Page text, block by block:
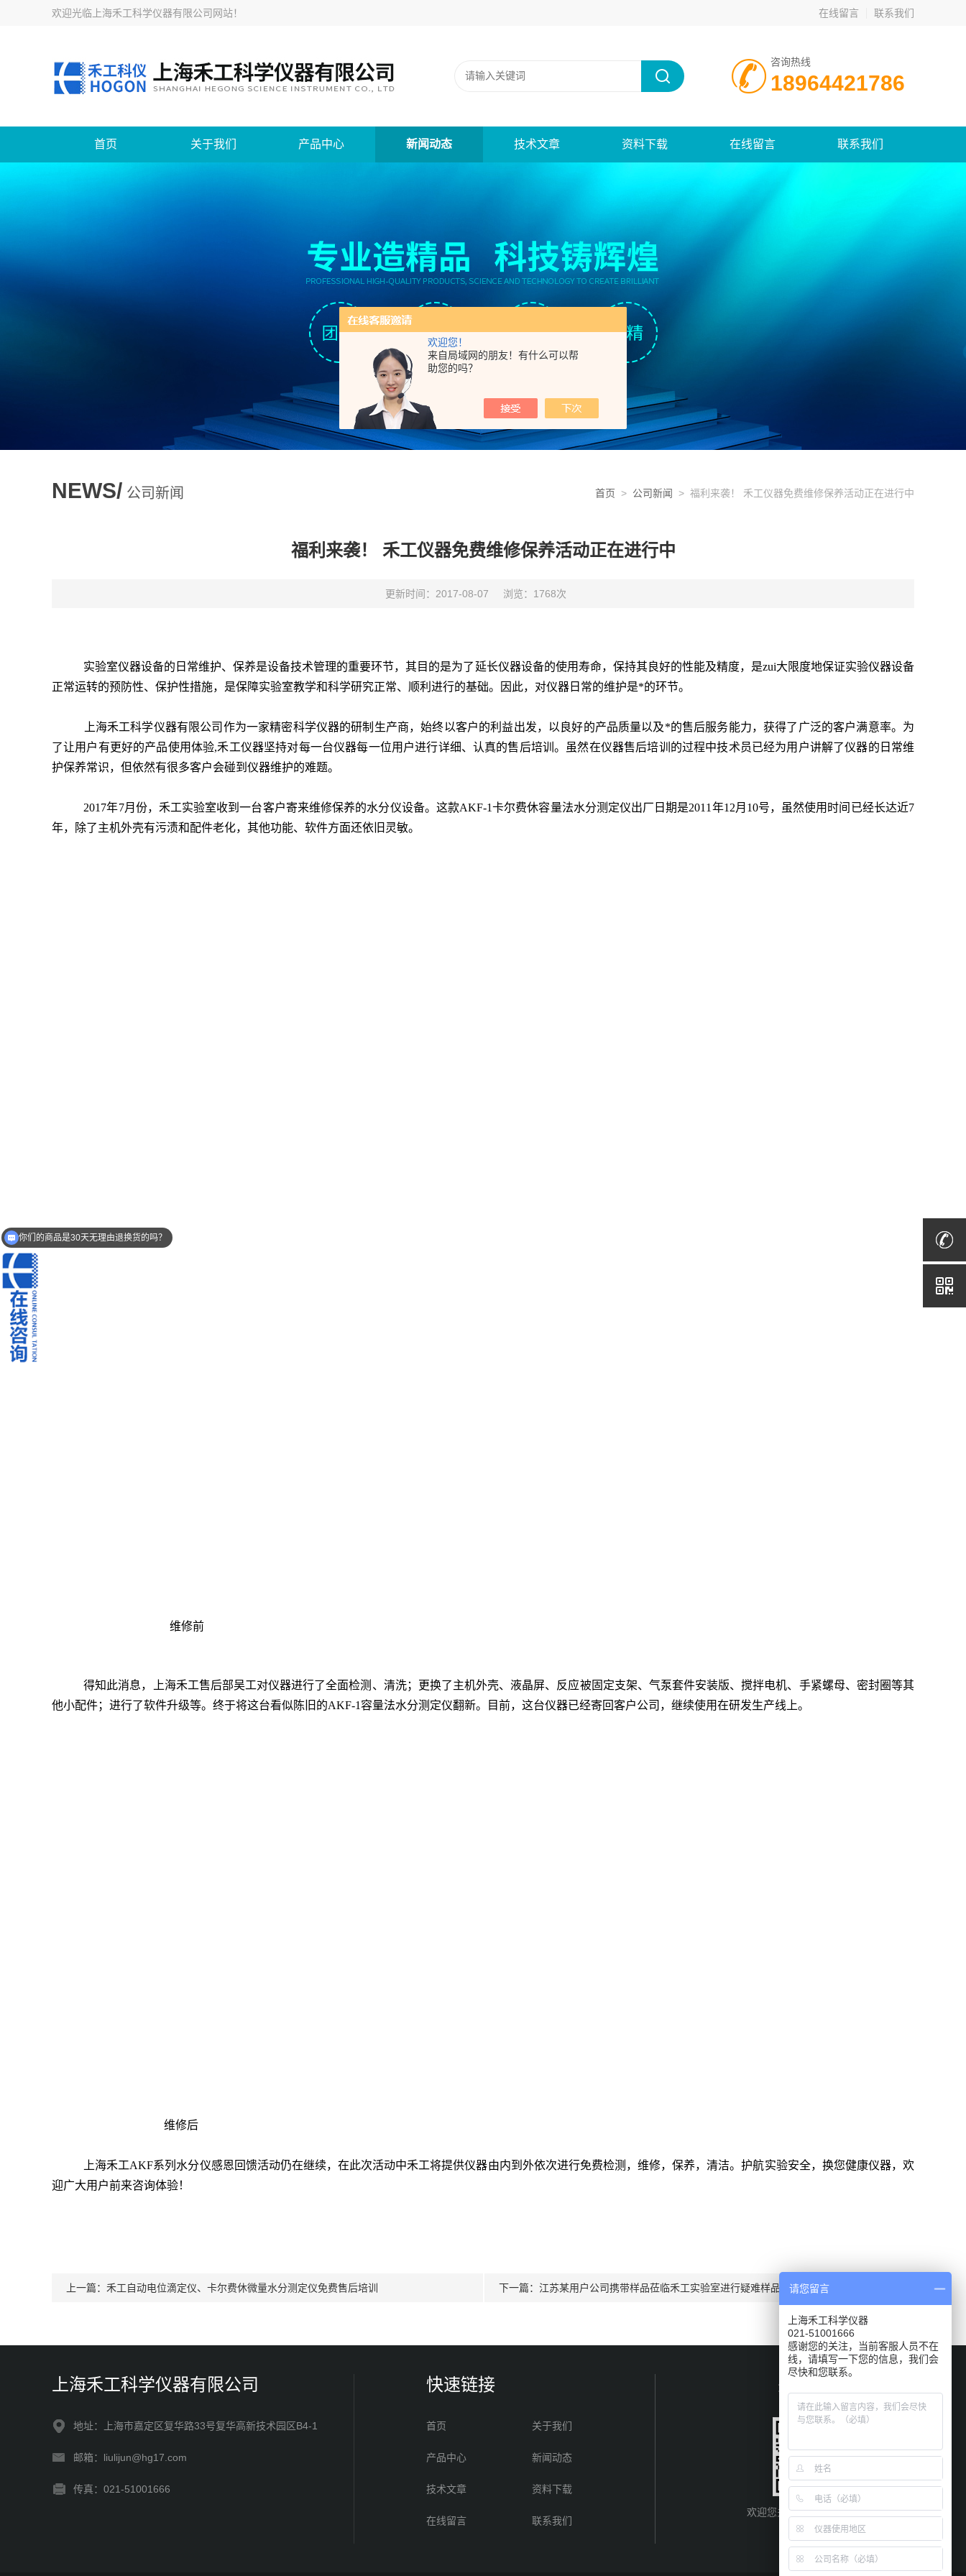
欢迎您！
来自局域网的朋友！有什么可以帮
助您的吗？
欢迎光临 上海禾工科学仪器有限公司网站！ 在线留言 联系我们
咨询热线
18964421786
首页 关于我们 产品中心 新闻动态 技术文章 资料下载 在线留言 联系我们
NEWS/ 公司新闻 首页 > 公司新闻 > 福利来袭！ 禾工仪器免费维修保养活动正在进行中
福利来袭！ 禾工仪器免费维修保养活动正在进行中
更新时间：2017-08-07 浏览：1768次
实验室仪器设备的日常维护、保养是设备技术管理的重要环节，其目的是为了延长仪器设备的使用寿命，保持其良好的性能及精度，是zui大限度地保证实验仪器设备
正常运转的预防性、保护性措施，是保障实验室教学和科学研究正常、顺利进行的基础。因此，对仪器日常的维护是*的环节。
上海禾工科学仪器有限公司作为一家精密科学仪器的研制生产商，始终以客户的利益出发，以良好的产品质量以及*的售后服务能力，获得了广泛的客户满意率。为
了让用户有更好的产品使用体验,禾工仪器坚持对每一台仪器每一位用户进行详细、认真的售后培训。虽然在仪器售后培训的过程中技术员已经为用户讲解了仪器的日常维
护保养常识，但依然有很多客户会碰到仪器维护的难题。
2017年7月份，禾工实验室收到一台客户寄来维修保养的水分仪设备。这款AKF-1卡尔费休容量法水分测定仪出厂日期是2011年12月10号，虽然使用时间已经长达近7
年，除了主机外壳有污渍和配件老化，其他功能、软件方面还依旧灵敏。
维修前
得知此消息，上海禾工售后部吴工对仪器进行了全面检测、清洗；更换了主机外壳、液晶屏、反应被固定支架、气泵套件安装版、搅拌电机、手紧螺母、密封圈等其
他小配件；进行了软件升级等。终于将这台看似陈旧的AKF-1容量法水分测定仪翻新。目前，这台仪器已经寄回客户公司，继续使用在研发生产线上。
维修后
上海禾工AKF系列水分仪感恩回馈活动仍在继续，在此次活动中禾工将提供仪器由内到外依次进行免费检测，维修，保养，清洁。护航实验安全，换您健康仪器，欢
迎广大用户前来咨询体验！
上一篇： 禾工自动电位滴定仪、卡尔费休微量水分测定仪免费售后培训 下一篇： 江苏某用户公司携带样品莅临禾工实验室进行疑难样品水分分析
上海禾工科学仪器有限公司
地址：上海市嘉定区复华路33号复华高新技术园区B4-1
邮箱：liulijun@hg17.com
传真：021-51001666
快速链接
首页 关于我们
产品中心 新闻动态
技术文章 资料下载
在线留言 联系我们
关注我们
欢迎您关注我们的微信公众号
了解更多信息
你们的商品是30天无理由退换货的吗？
请您留言
上海禾工科学仪器
021-51001666
感谢您的关注，当前客服人员不在
线，请填写一下您的信息，我们会
尽快和您联系。